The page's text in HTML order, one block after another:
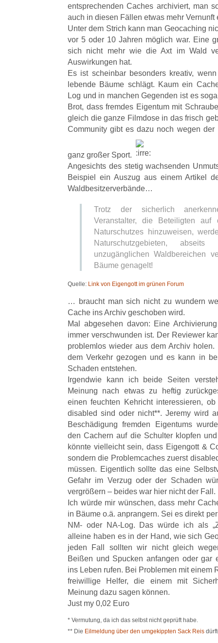
entsprechenden Caches archiviert, man
auch in diesen Fällen etwas mehr Vernunft
Unter dem Strich kann man Geocaching
vor 5 oder 10 Jahren möglich war. Eine
sich nicht mehr wie die Axt im Wald
Auswirkungen hat.
Es ist scheinbar besonders kreativ,
lebende Bäume schlägt. Kaum ein
Log und in manchen Gegenden ist es
Brot, dass fremdes Eigentum mit
gleich die ganze Filmdose in das frisch
Community gibt es dazu noch wegen
ganz großer Sport.
Angesichts des stetig wachsenden
Beispiel ein Auszug aus einem Artikel
Waldbesitzerverbände…
Trotz der sicherlich
Veranstalter, die Beteiligten
Naturschutzes hinzuweisen,
Naturschutzgebieten,
unzugänglichen Waldbereichen
Bäume genagelt!
Quelle: Link von Eigengott im grünen Forum
… braucht man sich nicht zu wundern
Cache ins Archiv geschoben wird.
Mal abgesehen davon: Eine
immer verschwunden ist. Der Reviewer
problemlos wieder aus dem Archiv
dem Verkehr gezogen und es kann in
Schaden entstehen.
Irgendwie kann ich beide Seiten
Meinung nach etwas zu heftig
einen feuchten Kehricht interessieren,
disabled sind oder nicht**. Jeremy wird
Beschädigung fremden Eigentums
den Cachern auf die Schulter klopfen
könnte vielleicht sein, dass Eigengott &
sondern die Problemcaches zuerst
müssen. Eigentlich sollte das eine
Gefahr im Verzug oder der Schaden
vergrößern – beides war hier nicht der Fall.
Ich würde mir wünschen, dass mehr
in Bäume o.ä. anprangern. Sei es direkt
NM- oder NA-Log. Das würde ich als
alleine haben es in der Hand, wie sich
jeden Fall sollten wir nicht gleich
Beißen und Spucken anfangen oder gar
ins Leben rufen. Bei Problemen mit einem
freiwillige Helfer, die einem mit
Meinung dazu sagen können.
Just my 0,02 Euro
* Vermutung, da ich das selbst nicht geprüft habe.
** Die Eilmeldung über den umgekippten Sack Reis